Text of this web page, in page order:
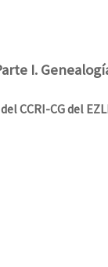
I.
CCRI-CG del